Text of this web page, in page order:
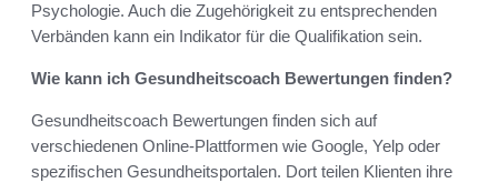
Psychologie. Auch die Zugehörigkeit zu entsprechenden
Verbänden kann ein Indikator für die Qualifikation sein.
Wie kann ich Gesundheitscoach Bewertungen finden?
Gesundheitscoach Bewertungen finden sich auf
verschiedenen Online-Plattformen wie Google, Yelp oder
spezifischen Gesundheitsportalen. Dort teilen Klienten ihre